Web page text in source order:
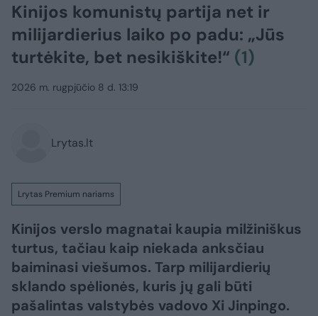
Kinijos komunistų partija net ir
milijardierius laiko po padu: „Jūs
turtėkite, bet nesikiškite!“ (1)
2026 m. rugpjūčio 8 d. 13:19
Lrytas.lt
Lrytas Premium nariams
Kinijos verslo magnatai kaupia milžiniškus
turtus, tačiau kaip niekada anksčiau
baiminasi viešumos. Tarp milijardierių
sklando spėlionės, kuris jų gali būti
pašalintas valstybės vadovo Xi Jinpingo.